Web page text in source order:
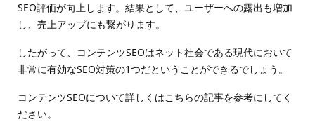
SEO評価が向上します。結果として、ユーザーへの露出も増加
し、売上アップにも繋がります。
したがって、コンテンツSEOはネット社会である現代において
非常に有効なSEO対策の1つだということができるでしょう。
コンテンツSEOについて詳しくはこちらの記事を参考にしてく
ださい。